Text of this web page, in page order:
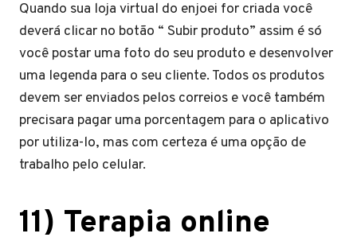
Quando sua loja virtual do enjoei for criada você
deverá clicar no botão “ Subir produto” assim é só
você postar uma foto do seu produto e desenvolver
uma legenda para o seu cliente. Todos os produtos
devem ser enviados pelos correios e você também
precisara pagar uma porcentagem para o aplicativo
por utiliza-lo, mas com certeza é uma opção de
trabalho pelo celular.
11) Terapia online